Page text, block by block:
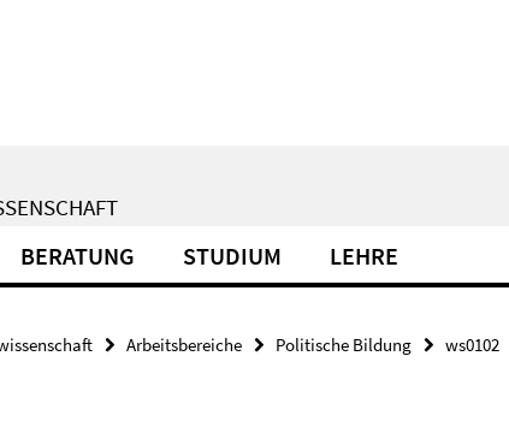
BERATUNG STUDIUM LEHRE
Arbeitsbereiche Politische Bildung ws0102